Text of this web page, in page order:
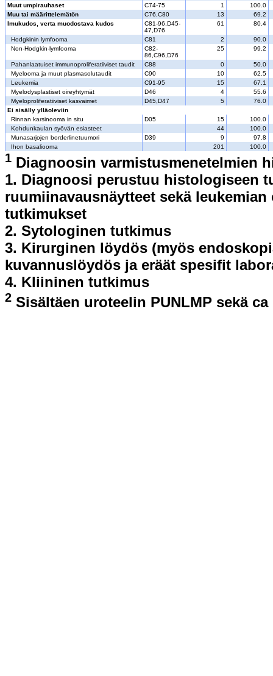
Muut umpirauhaset
C74-75 1
100.0
Muu tai määrittelemätön
C76,C80 13
69.2
Imukudos, verta muodostava kudos
C81-96,D45-
47,D76
61 80.4
Hodgkinin lymfooma C81 2
90.0
Non-Hodgkin-lymfooma
C82-
86,C96,D76
25 99.2
Pahanlaatuiset immunoproliferatiiviset taudit C88 0
50.0
Myelooma ja muut plasmasolutaudit
C90 10
62.5
Leukemia
C91-95 15
67.1
Myelodysplastiset oireyhtymät
D46 4
55.6
Myeloproliferatiiviset kasvaimet
D45,D47 5
76.0
Ei sisälly ylläoleviin
Rinnan karsinooma in situ
D05 15
100.0
Kohdunkaulan syövän esiasteet
44
100.0
Munasarjojen borderlinetuumori
D39 9
97.8
Ihon basaliooma
201 100.0
1 Diagnoosin varmistusmenetelmien
1. Diagnoosi perustuu histologiseen
ruumiinavausnäytteet sekä
tutkimukset
2. Sytologinen tutkimus
3. Kirurginen löydös (myös
kuvannuslöydös ja eräät spesifit
4. Kliininen tutkimus
2 Sisältäen uroteelin PUNLMP sekä